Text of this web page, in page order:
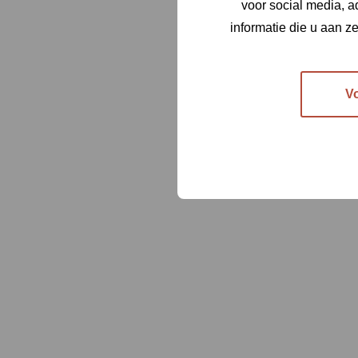
voor social media,
informatie die u aan